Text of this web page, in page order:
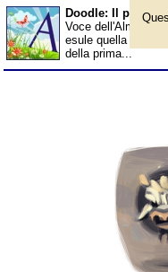
Doodle: Il pittore
Voce
esule quella
della prima...